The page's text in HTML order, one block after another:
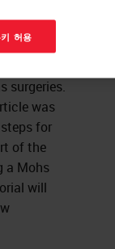
surgeries.
was
for
of the
a Mohs
will
허용